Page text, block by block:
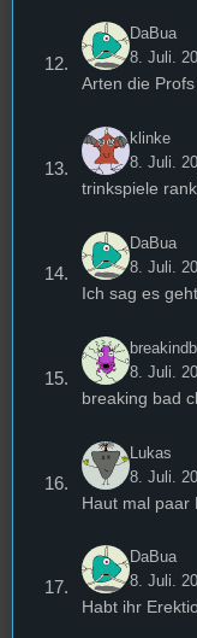
DaBua
8. Juli.
Arten die
klinke
8. Juli.
trinkspiele
DaBua
8. Juli.
Ich sag es
8. Juli.
breaking bad
Lukas
8. Juli.
Haut mal paar
DaBua
8. Juli.
Habt ihr